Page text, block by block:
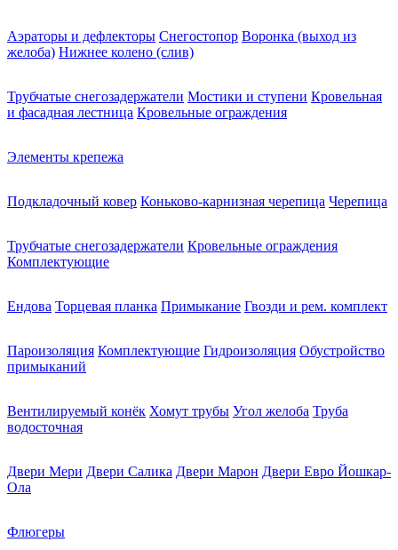
Аэраторы и дефлекторы Снегостопор Воронка (выход из
желоба) Нижнее колено (слив)
Трубчатые снегозадержатели Мостики и ступени Кровельная
и фасадная лестница Кровельные ограждения
Элементы крепежа
Подкладочный ковер Коньково-карнизная черепица Черепица
Трубчатые снегозадержатели Кровельные ограждения
Комплектующие
Ендова Торцевая планка Примыкание Гвозди и рем. комплект
Пароизоляция Комплектующие Гидроизоляция Обустройство
примыканий
Вентилируемый конёк Хомут трубы Угол желоба Труба
водосточная
Двери Мери Двери Салика Двери Марон Двери Евро Йошкар-
Ола
Флюгеры